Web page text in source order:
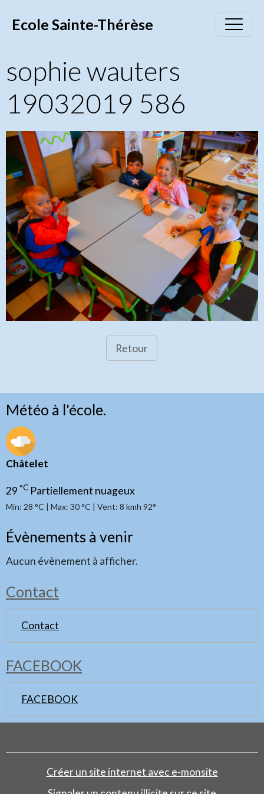
Ecole Sainte-Thérèse
sophie wauters
19032019 586
Retour
Météo à l'école.
Châtelet
29 °C Partiellement nuageux
Min: 28 °C | Max: 30 °C | Vent: 8 kmh 92°
Évènements à venir
Aucun évènement à afficher.
Contact
Contact
FACEBOOK
FACEBOOK
Créer un site internet avec e-monsite